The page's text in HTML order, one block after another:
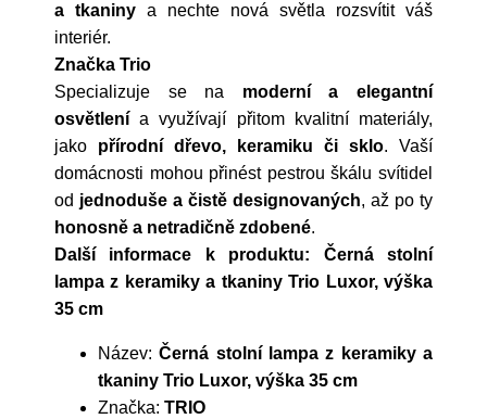
a tkaniny a nechte nová světla rozsvítit váš
interiér.
Značka Trio
Specializuje se na moderní a elegantní
osvětlení a využívají přitom kvalitní materiály,
jako přírodní dřevo, keramiku či sklo. Vaší
domácnosti mohou přinést pestrou škálu svítidel
od jednoduše a čistě designovaných, až po ty
honosně a netradičně zdobené.
Další informace k produktu: Černá stolní
lampa z keramiky a tkaniny Trio Luxor, výška
35 cm
Název:Černá stolní lampa z keramiky a
tkaniny Trio Luxor, výška 35 cm
Značka: TRIO